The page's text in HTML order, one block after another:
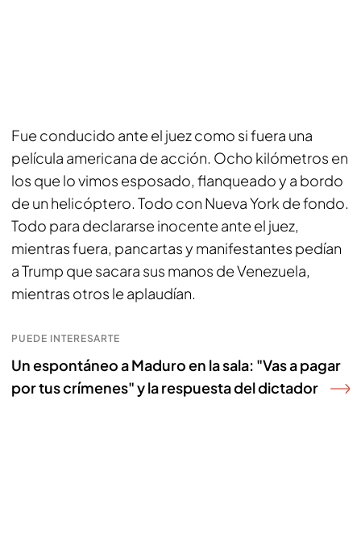
Fue conducido ante el juez como si fuera una
película americana de acción. Ocho kilómetros en
los que lo vimos esposado, flanqueado y a bordo
de un helicóptero. Todo con Nueva York de fondo.
Todo para declararse inocente ante el juez,
mientras fuera, pancartas y manifestantes pedían
a Trump que sacara sus manos de Venezuela,
mientras otros le aplaudían.
PUEDE INTERESARTE
Un espontáneo a Maduro en la sala: "Vas a pagar
por tus crímenes" y la respuesta del dictador